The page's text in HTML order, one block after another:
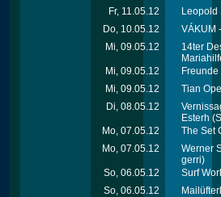
Fr, 11.05.12
Leopold
Do, 10.05.12
VÁKUM
Mi, 09.05.12
14ter
Mi, 09.05.12
Mi, 09.05.12
Tian
Di, 08.05.12
Esterh
Mo, 07.05.12
The Set
Mo, 07.05.12
Werner
gerri)
So, 06.05.12
Surf
So, 06.05.12